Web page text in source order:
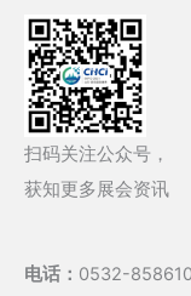
扫码关注公众号，
获知更多展会资讯
电话： 0532-